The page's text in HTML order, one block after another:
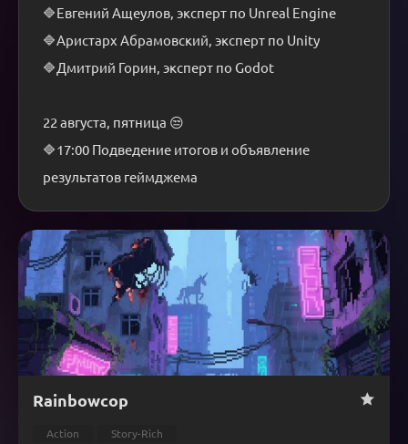
🔷Евгений Ащеулов, эксперт по Unreal Engine
🔷Аристарх Абрамовский, эксперт по Unity
🔷Дмитрий Горин, эксперт по Godot
22 августа, пятница 😒
🔷17:00 Подведение итогов и объявление
результатов геймджема
Rainbowcop
Action Story-Rich